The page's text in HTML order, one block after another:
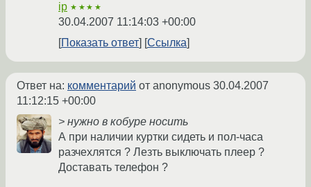
ip ★★★★
30.04.2007 11:14:03 +00:00
Показать ответ
Ссылка
Ответ на: комментарий от anonymous 30.04.2007
11:12:15 +00:00
> нужно в кобуре носить
А при наличии куртки сидеть и пол-часа
разчехлятся ? Лезть выключать плеер ?
Доставать телефон ?